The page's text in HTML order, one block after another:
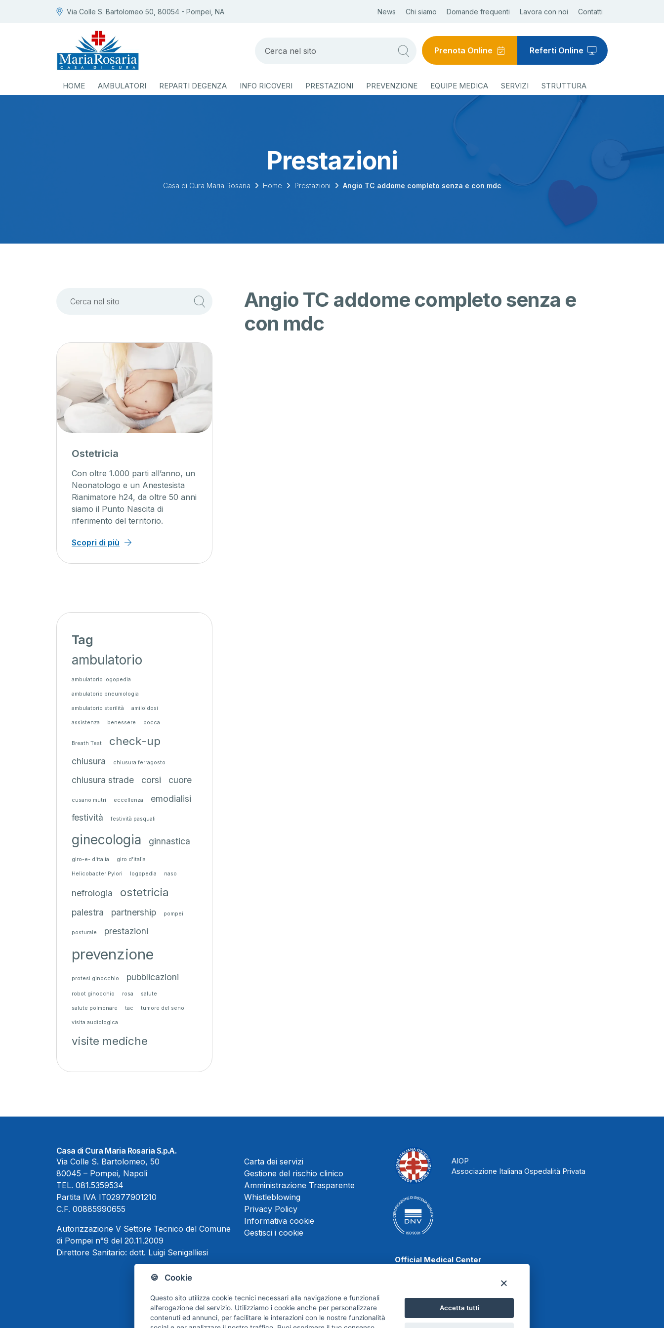
🍪 Cookie
Questo sito utilizza cookie tecnici necessari alla navigazione e funzionali
all’erogazione del servizio. Utilizziamo i cookie anche per personalizzare
contenuti ed annunci, per facilitare le interazioni con le nostre funzionalità
Accetta tutti
Via Colle S. Bartolomeo 50, 80054 - Pompei, NA News Chi siamo Domande frequenti Lavora con noi Contatti
Prenota Online Referti Online
HOME AMBULATORI REPARTI DEGENZA INFO RICOVERI PRESTAZIONI PREVENZIONE EQUIPE MEDICA SERVIZI STRUTTURA
Prestazioni
Casa di Cura Maria Rosaria Home Prestazioni Angio TC addome completo senza e con mdc
Angio TC addome completo senza e
con mdc
Ostetricia
Con oltre 1.000 parti all’anno, un
Neonatologo e un Anestesista
Rianimatore h24, da oltre 50 anni
siamo il Punto Nascita di
riferimento del territorio.
Scopri di più
Tag
ambulatorio
ambulatorio logopedia
ambulatorio pneumologia
ambulatorio sterilità amiloidosi
assistenza benessere bocca
Breath Test check-up
chiusura chiusura ferragosto
chiusura strade corsi cuore
cusano mutri eccellenza
emodialisi
festività
festività pasquali
ginecologia ginnastica
giro-e- d'italia giro d'italia
Helicobacter Pylori logopedia naso
nefrologia ostetricia
palestra partnership pompei
posturale prestazioni
prevenzione
protesi ginocchio pubblicazioni
robot ginocchio rosa salute
salute polmonare tac tumore del seno
visita audiologica
visite mediche
Casa di Cura Maria Rosaria S.p.A.
Via Colle S. Bartolomeo, 50
80045 – Pompei, Napoli
TEL. 081.5359534
Partita IVA IT02977901210
C.F. 00885990655
Autorizzazione V Settore Tecnico del Comune
di Pompei n°9 del 20.11.2009
Direttore Sanitario: dott. Luigi Senigalliesi
Carta dei servizi
Gestione del rischio clinico
Amministrazione Trasparente
Whistleblowing
Privacy Policy
Informativa cookie
Gestisci i cookie
AIOP
Associazione Italiana Ospedalità Privata
Official Medical Center
Scafati Basket